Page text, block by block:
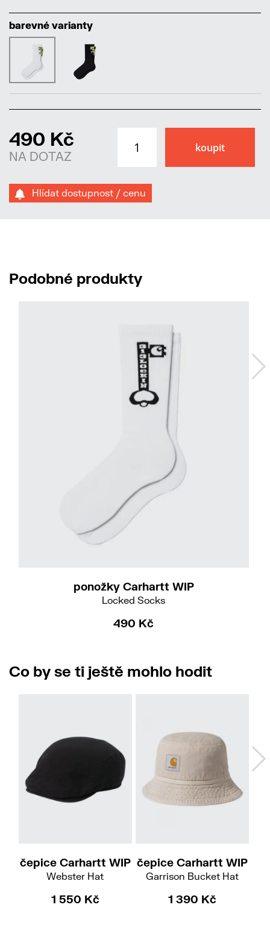
barevné varianty
490 Kč
NA DOTAZ
Hlídat dostupnost / cenu
Podobné produkty
ponožky Carhartt WIP
Locked Socks
490 Kč
Co by se ti ještě mohlo hodit
čepice Carhartt WIP
Webster Hat
1 550 Kč
čepice Carhartt WIP
Garrison Bucket Hat
1 390 Kč